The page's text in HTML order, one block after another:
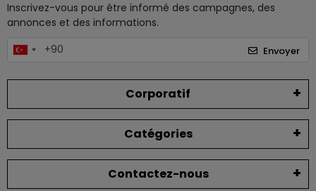
Inscrivez-vous pour être informé des campagnes, des
annonces et des informations.
Envoyer
Corporatif
Catégories
Contactez-nous